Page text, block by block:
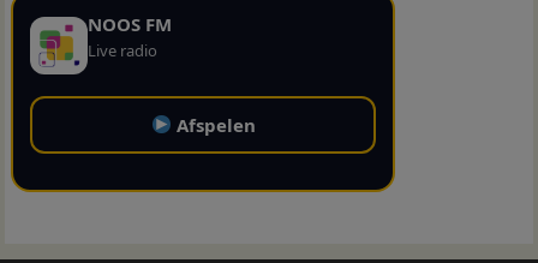
NOOS FM
Live radio
Afspelen